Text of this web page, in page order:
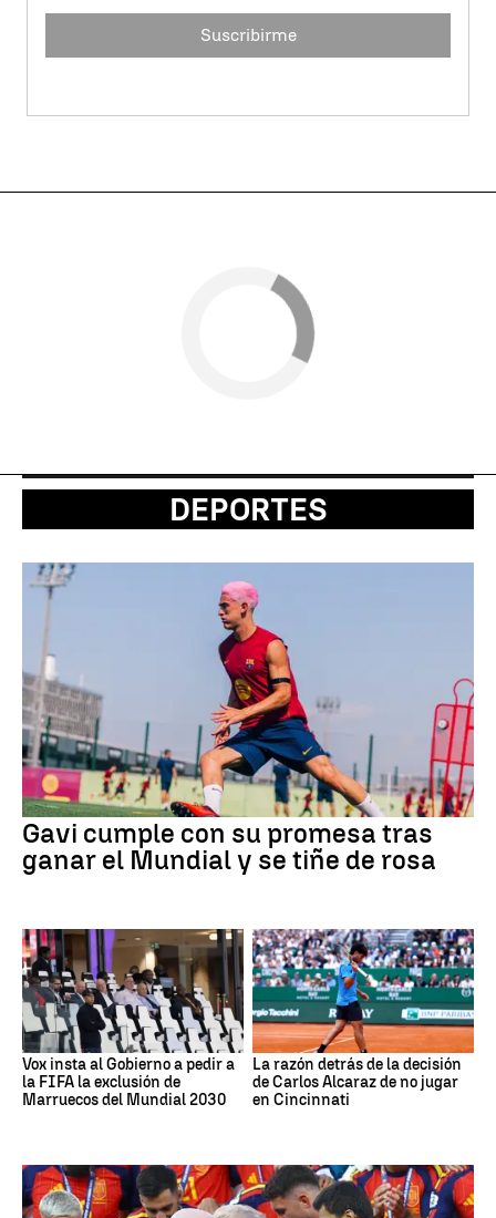
Suscribirme
DEPORTES
Gavi cumple con su promesa tras
ganar el Mundial y se tiñe de rosa
Vox insta al Gobierno a pedir a
la FIFA la exclusión de
Marruecos del Mundial 2030
La razón detrás de la decisión
de Carlos Alcaraz de no jugar
en Cincinnati